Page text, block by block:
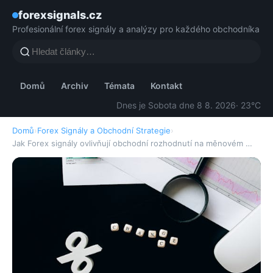
forexsignals.cz
Profesionální forex signály a analýzy pro každého obchodníka
Domů Archiv Témata
Kontakt
Dnes je Sobota dne 8 8. 2026· 23°C
Domů›Forex Signály a Obchodní Strategie›
Jak Forex signály ovlivňují obchodní rozhodnutí na měnovém …